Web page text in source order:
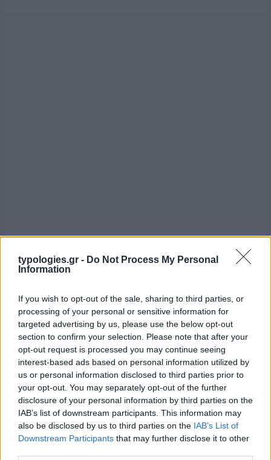
typologies.gr - Do Not Process My Personal
Information
If you wish to opt-out of the sale, sharing to third parties, or
processing of your personal or sensitive information for
targeted advertising by us, please use the below opt-out
section to confirm your selection. Please note that after your
opt-out request is processed you may continue seeing
interest-based ads based on personal information utilized by
us or personal information disclosed to third parties prior to
your opt-out. You may separately opt-out of the further
disclosure of your personal information by third parties on the
IAB’s list of downstream participants. This information may
also be disclosed by us to third parties on the IAB’s List of
Downstream Participants that may further disclose it to other